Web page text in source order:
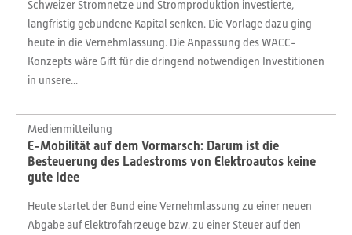
Schweizer Stromnetze und Stromproduktion investierte,
langfristig gebundene Kapital senken. Die Vorlage dazu ging
heute in die Vernehmlassung. Die Anpassung des WACC-
Konzepts wäre Gift für die dringend notwendigen Investitionen
in unsere...
Medienmitteilung
E-Mobilität auf dem Vormarsch: Darum ist die
Besteuerung des Ladestroms von Elektroautos keine
gute Idee
Heute startet der Bund eine Vernehmlassung zu einer neuen
Abgabe auf Elektrofahrzeuge bzw. zu einer Steuer auf den